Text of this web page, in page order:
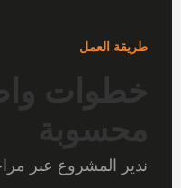
طريقة العمل
خطوات
محسوبة
ندير المشروع عبر